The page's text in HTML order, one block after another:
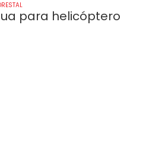
para helicóptero